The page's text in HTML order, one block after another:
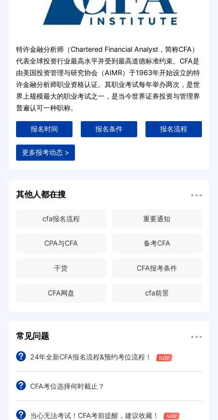
特许金融分析师（Chartered Financial Analyst，简称CFA）
代表全球投资行业最高水平并受到最高道德标准约束。CFA是
由美国投资管理与研究协会（AIMR）于1963年开始设立的特
许金融分析师职业资格认证。其职业考试每年举办两次，是世
界上规模最大的职业考试之一，是当今世界证券投资与管理界
普遍认可一种职称。
报名时间 报名条件 报名流程
更多报考动态 >
其他人都在搜
cfa报名流程 重要通知
CPA与CFA 备考CFA
干货 CFA报考条件
CFA网盘 cfa前景
常见问题
24年全新CFA报名流程&预约考位流程！
CFA考位选择何时截止？
当心无法考试！CFA考前提醒，建议收藏！